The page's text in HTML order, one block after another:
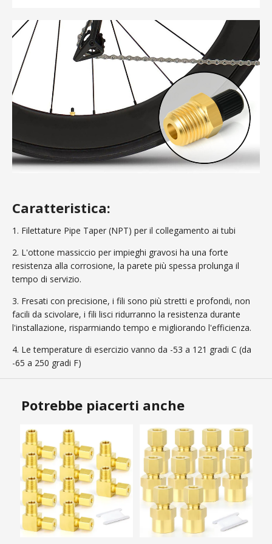
Caratteristica:
1. Filettature Pipe Taper (NPT) per il collegamento ai tubi
2. L'ottone massiccio per impieghi gravosi ha una forte
resistenza alla corrosione, la parete più spessa prolunga il
tempo di servizio.
3. Fresati con precisione, i fili sono più stretti e profondi, non
facili da scivolare, i fili lisci ridurranno la resistenza durante
l'installazione, risparmiando tempo e migliorando l'efficienza.
4. Le temperature di esercizio vanno da -53 a 121 gradi C (da
-65 a 250 gradi F)
Potrebbe piacerti anche